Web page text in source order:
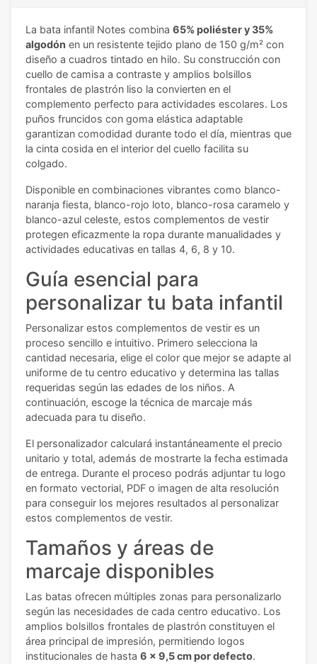
La bata infantil Notes combina 65% poliéster y 35%
algodón en un resistente tejido plano de 150 g/m² con
diseño a cuadros tintado en hilo. Su construcción con
cuello de camisa a contraste y amplios bolsillos
frontales de plastrón liso la convierten en el
complemento perfecto para actividades escolares. Los
puños fruncidos con goma elástica adaptable
garantizan comodidad durante todo el día, mientras que
la cinta cosida en el interior del cuello facilita su
colgado.
Disponible en combinaciones vibrantes como blanco-
naranja fiesta, blanco-rojo loto, blanco-rosa caramelo y
blanco-azul celeste, estos complementos de vestir
protegen eficazmente la ropa durante manualidades y
actividades educativas en tallas 4, 6, 8 y 10.
Guía esencial para
personalizar tu bata infantil
Personalizar estos complementos de vestir es un
proceso sencillo e intuitivo. Primero selecciona la
cantidad necesaria, elige el color que mejor se adapte al
uniforme de tu centro educativo y determina las tallas
requeridas según las edades de los niños. A
continuación, escoge la técnica de marcaje más
adecuada para tu diseño.
El personalizador calculará instantáneamente el precio
unitario y total, además de mostrarte la fecha estimada
de entrega. Durante el proceso podrás adjuntar tu logo
en formato vectorial, PDF o imagen de alta resolución
para conseguir los mejores resultados al personalizar
estos complementos de vestir.
Tamaños y áreas de
marcaje disponibles
Las batas ofrecen múltiples zonas para personalizarlo
según las necesidades de cada centro educativo. Los
amplios bolsillos frontales de plastrón constituyen el
área principal de impresión, permitiendo logos
institucionales de hasta 6 x 9,5 cm por defecto.